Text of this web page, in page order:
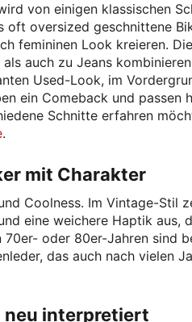
von einigen klassischen
oft oversized geschnittene
femininen Look kreieren.
auch zu Jeans
Used-Look, im
ein Comeback und passen
Schnitte erfahren
.
mit Charakter
Coolness. Im Vintage-Stil
eine weichere Haptik aus,
oder 80er-Jahren sind
das auch nach vielen
neu interpretiert